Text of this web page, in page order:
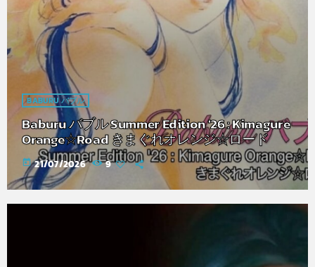
BABURU バブル
Baburu バブル Summer Edition '26 : Kimagure
Orange☆Road きまぐれオレンジ☆ロード
today 21/07/2026 9